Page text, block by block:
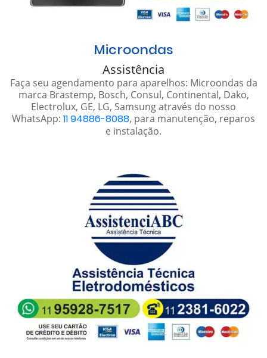
Microondas
Assistência
Faça seu agendamento para aparelhos: Microondas da
marca Brastemp, Bosch, Consul, Continental, Dako,
Electrolux, GE, LG, Samsung através do nosso
WhatsApp: 11 94886-8088, para manutenção, reparos
e instalação.